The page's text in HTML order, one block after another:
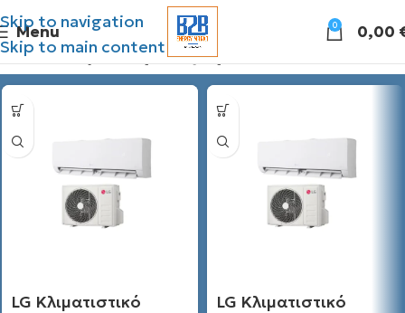
Skip to navigation
Skip to main content
Menu 0 0,00
Διάθεσιμες προσφορές
LG Κλιματιστικό
LG Κλιματιστικό